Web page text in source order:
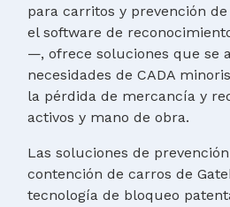
para carritos y prevención
el software de
—, ofrece soluciones que se
necesidades de CADA
la pérdida de mercancía y
activos y mano de obra.
Las soluciones de
contención de carros de
tecnología de bloqueo